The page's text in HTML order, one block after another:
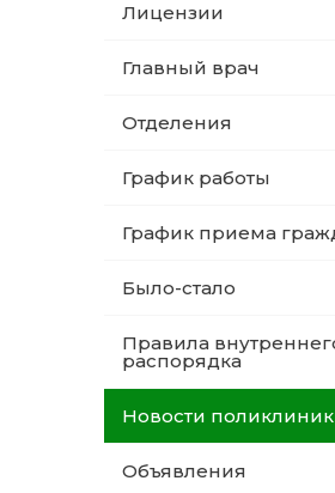
Лицензии
Главный врач
Отделения
График работы
График приема
Было-стало
Правила
распорядка
Новости
Объявления